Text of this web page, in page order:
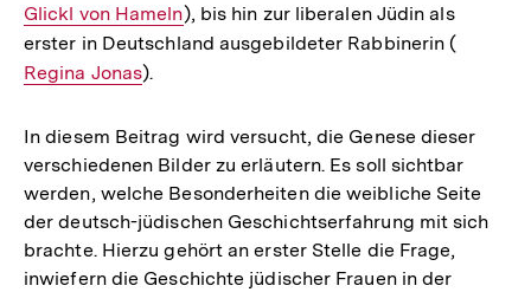
Glickl von Hameln), bis hin zur liberalen Jüdin als
erster in Deutschland ausgebildeter Rabbinerin (
Regina Jonas).
In diesem Beitrag wird versucht, die Genese dieser
verschiedenen Bilder zu erläutern. Es soll sichtbar
werden, welche Besonderheiten die weibliche Seite
der deutsch-jüdischen Geschichtserfahrung mit sich
brachte. Hierzu gehört an erster Stelle die Frage,
inwiefern die Geschichte jüdischer Frauen in der